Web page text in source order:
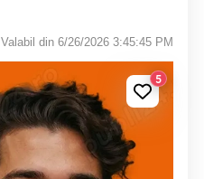
Valabil din 6/26/2026 3:45:45 PM
5